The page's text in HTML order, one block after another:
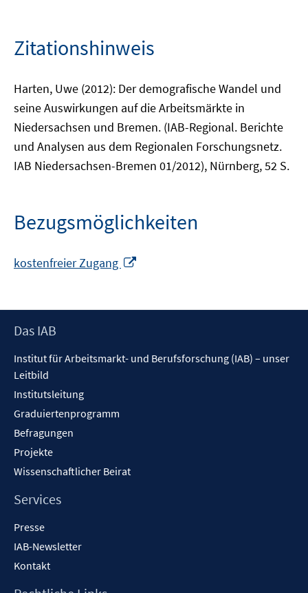
Zitationshinweis
Harten, Uwe (2012): Der demografische Wandel und
seine Auswirkungen auf die Arbeitsmärkte in
Niedersachsen und Bremen. (IAB-Regional. Berichte
und Analysen aus dem Regionalen Forschungsnetz.
IAB Niedersachsen-Bremen 01/2012), Nürnberg, 52 S.
Bezugsmöglichkeiten
kostenfreier Zugang
öffnen
Footer
Das IAB
Institut für Arbeitsmarkt- und Berufsforschung (IAB) – unser
Leitbild
Institutsleitung
Graduiertenprogramm
Befragungen
Projekte
Wissenschaftlicher Beirat
Services
Presse
IAB-Newsletter
Kontakt